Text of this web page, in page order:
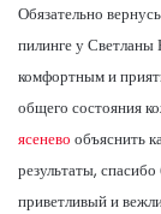
Обязательно
пилинге у Светланы
комфортным и
общего состояния
ясенево объяснить
результаты,
приветливый и